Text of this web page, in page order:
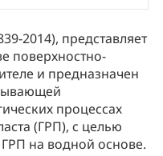
2014), представляет
поверхностно-
и предназначен
процессах
(ГРП), с целью
на водной основе.